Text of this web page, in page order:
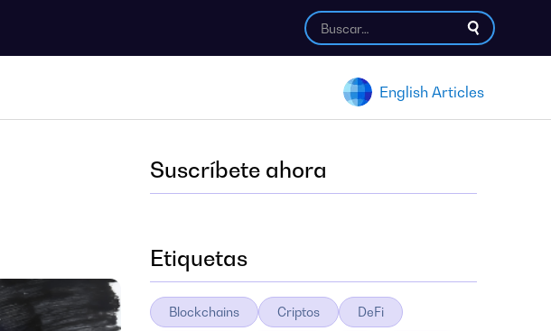
English Articles
Suscríbete ahora
Etiquetas
Blockchains Criptos DeFi